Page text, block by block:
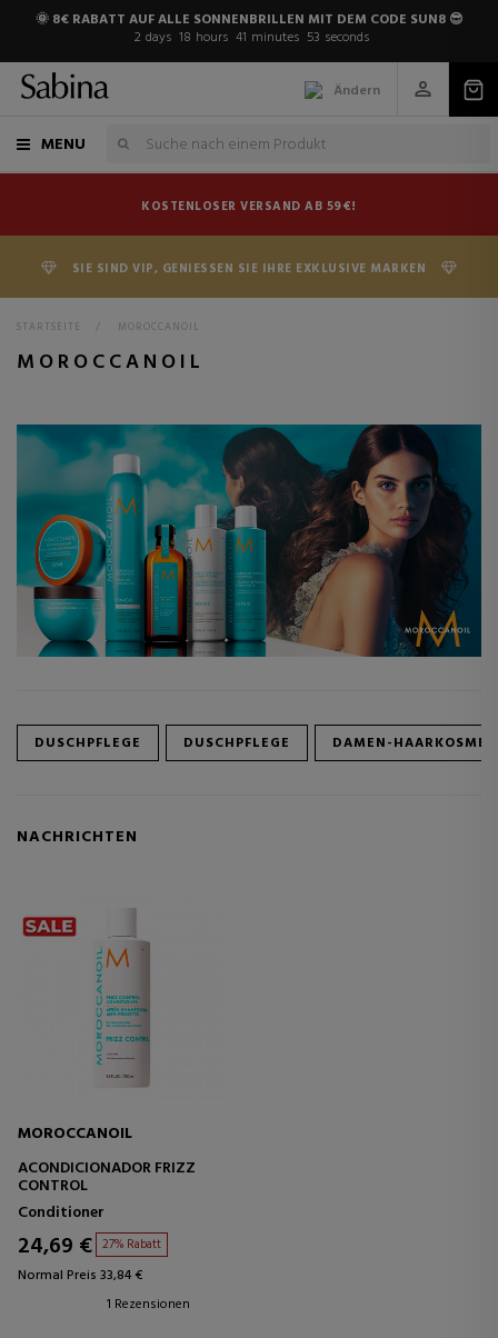
🌞 8€ RABATT AUF ALLE SONNENBRILLEN MIT DEM CODE SUN8 😎
2 days 18 hours 41 minutes 53 seconds
Ändern
MENU
KOSTENLOSER VERSAND AB 59€!
SIE SIND VIP, GENIESSEN SIE IHRE EXKLUSIVE MARKEN
STARTSEITE > MOROCCANOIL
MOROCCANOIL
DUSCHPFLEGE DUSCHPFLEGE DAMEN-
NACHRICHTEN
MOROCCANOIL
ACONDICIONADOR FRIZZ
CONTROL
Conditioner
24,69 € 27% Rabatt
Normal Preis 33,84 €
1 Rezensionen